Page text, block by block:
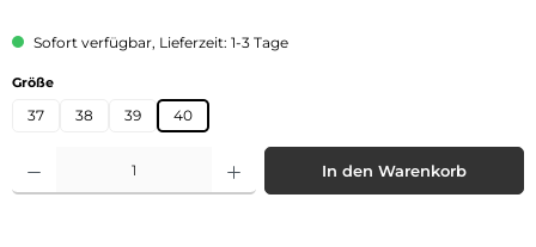
Sofort verfügbar, Lieferzeit: 1-3 Tage
Größeauswählen
37 38 39 40
Produkt Anzahl: Gib den gewünschten Wert ein oder benutze die
In den Warenkorb